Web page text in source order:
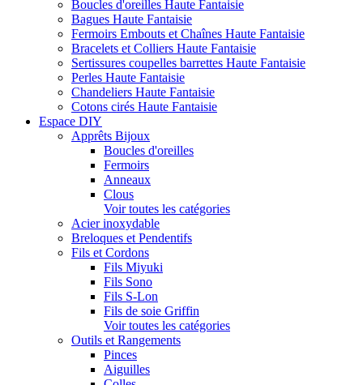
Boucles d'oreilles Haute Fantaisie
Bagues Haute Fantaisie
Fermoirs Embouts et Chaînes Haute Fantaisie
Bracelets et Colliers Haute Fantaisie
Sertissures coupelles barrettes Haute Fantaisie
Perles Haute Fantaisie
Chandeliers Haute Fantaisie
Cotons cirés Haute Fantaisie
Espace DIY
Apprêts Bijoux
Boucles d'oreilles
Fermoirs
Anneaux
Clous
Voir toutes les catégories
Acier inoxydable
Breloques et Pendentifs
Fils et Cordons
Fils Miyuki
Fils Sono
Fils S-Lon
Fils de soie Griffin
Voir toutes les catégories
Outils et Rangements
Pinces
Aiguilles